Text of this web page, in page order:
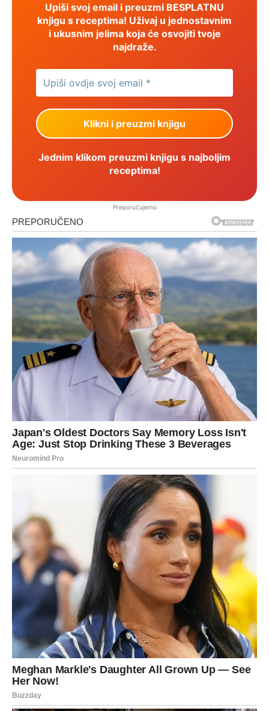
Upiši svoj email i preuzmi BESPLATNU
knjigu s receptima! Uživaj u jednostavnim
i ukusnim jelima koja će osvojiti tvoje
najdraže.
Jednim klikom preuzmi knjigu s najboljim
receptima!
Preporučujemo